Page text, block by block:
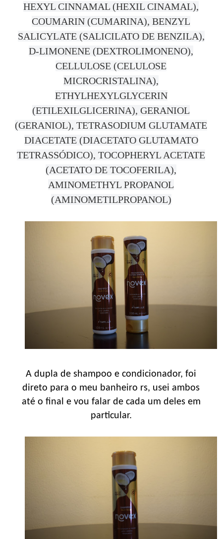
HEXYL CINNAMAL (HEXIL CINAMAL),
COUMARIN (CUMARINA), BENZYL
SALICYLATE (SALICILATO DE BENZILA),
D-LIMONENE (DEXTROLIMONENO),
CELLULOSE (CELULOSE
MICROCRISTALINA),
ETHYLHEXYLGLYCERIN
(ETILEXILGLICERINA), GERANIOL
(GERANIOL), TETRASODIUM GLUTAMATE
DIACETATE (DIACETATO GLUTAMATO
TETRASSÓDICO), TOCOPHERYL ACETATE
(ACETATO DE TOCOFERILA),
AMINOMETHYL PROPANOL
(AMINOMETILPROPANOL)
A dupla de shampoo e condicionador, foi
direto para o meu banheiro rs, usei ambos
até o final e vou falar de cada um deles em
particular.